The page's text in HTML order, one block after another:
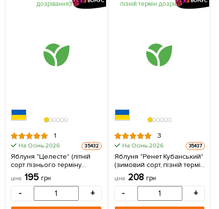
1
На Осінь-2026 35432
Яблуня "Целесте" (літній
сорт пізнього терміну
дозрівання) 1 саджанець в
упаковці
ціна 195 грн
- +
3
На Осінь-2026 35437
Яблуня "Ренет Кубанський"
(зимовий сорт, пізній термін
дозрівання) 1 саджанець в
упаковці
ціна 208 грн
- +